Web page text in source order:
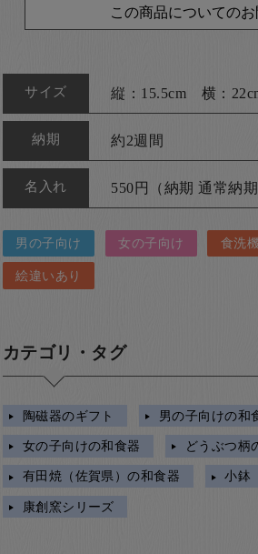
この商品についての
サイズ 縦：15.5cm 横：
納期 約2週間
名入れ 550円（納期 通常納
男の子向け 女の子向け 食洗
絵違いあり
カテゴリ・タグ
陶磁器のギフト 男の子向けの和
女の子向けの和食器 どうぶつ柄
有田焼（佐賀県）の和食器 小鉢
康創窯シリーズ